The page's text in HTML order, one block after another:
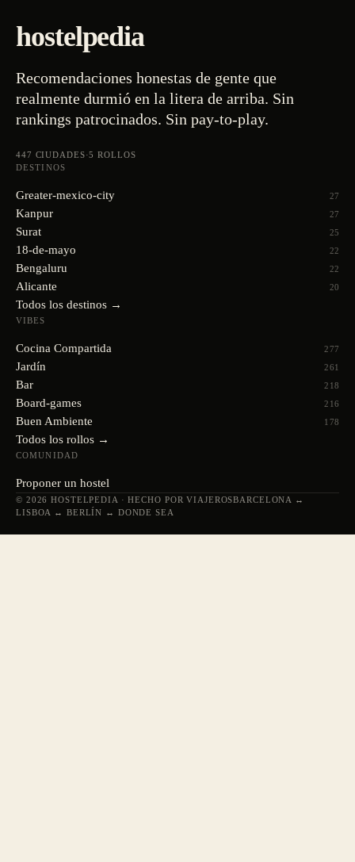
hostelpedia
Recomendaciones honestas de gente que
realmente durmió en la litera de arriba. Sin
rankings patrocinados. Sin pay-to-play.
447 CIUDADES·5 ROLLOS
DESTINOS
Greater-mexico-city 27
Kanpur 27
Surat 25
18-de-mayo 22
Bengaluru 22
Alicante 20
Todos los destinos →
VIBES
Cocina Compartida 277
Jardín 261
Bar 218
Board-games 216
Buen Ambiente 178
Todos los rollos →
COMUNIDAD
Proponer un hostel
© 2026 HOSTELPEDIA · HECHO POR VIAJEROSBARCELONA ↔
LISBOA ↔ BERLÍN ↔ DONDE SEA